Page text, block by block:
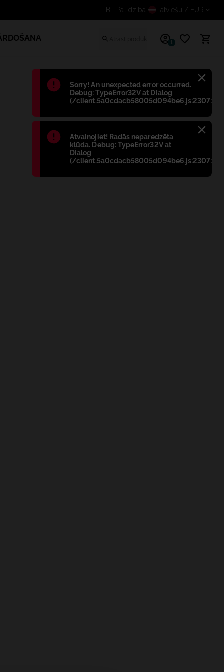
Błąd:
Sorry! An unexpected error occurred.
Debug: TypeError32V at Dialog
(/
Błąd:
Atvainojiet! Radās neparedzēta
kļūda. Debug: TypeError32V at
Dialog
(/
Saņem papildus atlaidi reģistrētiem lietotājiem
Palīdzība Latviešu / EUR
1